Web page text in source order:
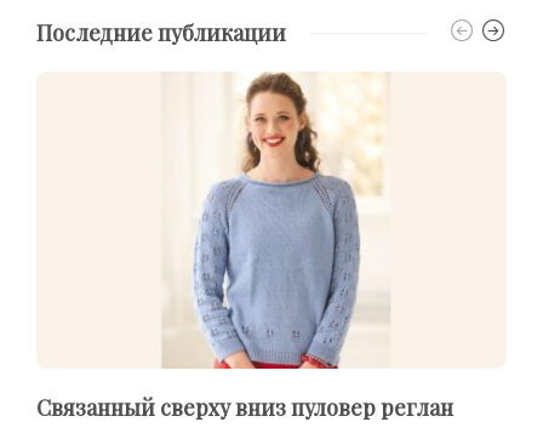
Последние публикации
Связанный сверху вниз пуловер реглан